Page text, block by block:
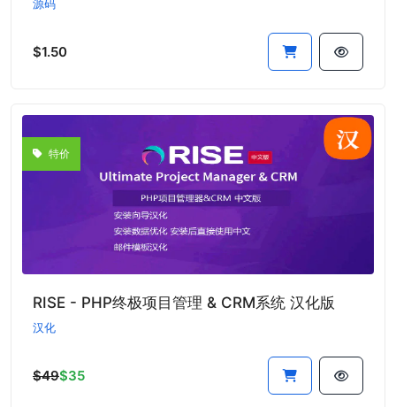
源码
$1.50
特价
RISE - PHP终极项目管理 & CRM系统 汉化版
汉化
$49$35